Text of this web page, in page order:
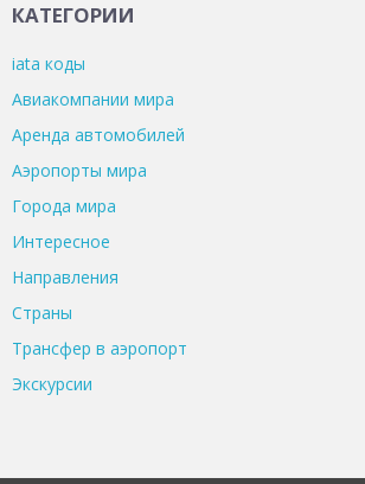
КАТЕГОРИИ
iata коды
Авиакомпании мира
Аренда автомобилей
Аэропорты мира
Города мира
Интересное
Направления
Страны
Трансфер в аэропорт
Экскурсии